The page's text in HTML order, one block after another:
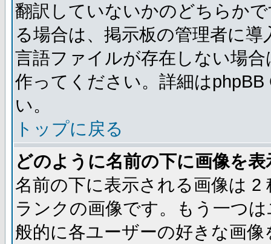
翻訳していないかのどちらか
る場合は、掲示板の管理者に
言語ファイルが存在しない場
作ってください。詳細は
い。
トップに戻る
どのように名前の下に画像を
名前の下に表示される画像は
ランクの画像です。もう一つ
般的に各ユーザーの好きな画